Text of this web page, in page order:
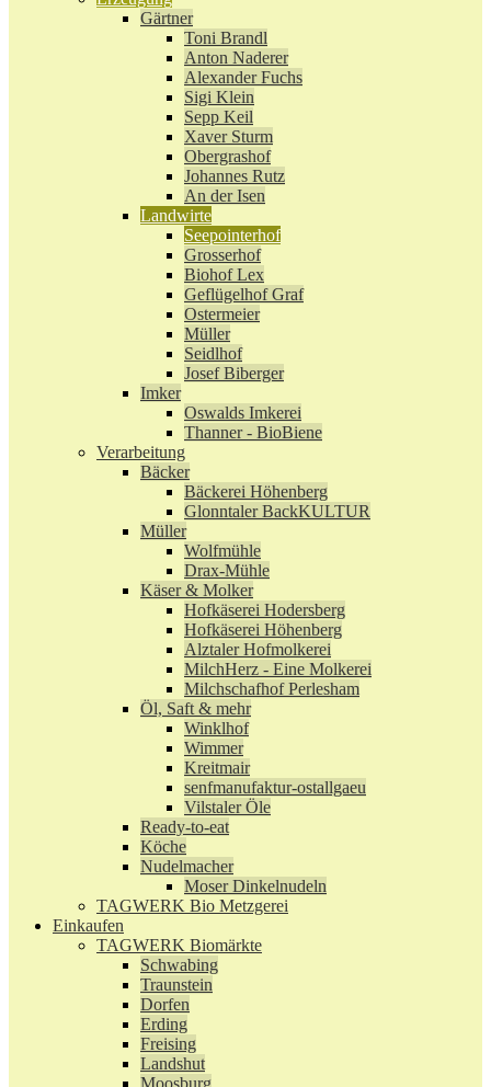
Gärtner
Toni Brandl
Anton Naderer
Alexander Fuchs
Sigi Klein
Sepp Keil
Xaver Sturm
Obergrashof
Johannes Rutz
An der Isen
Landwirte
Seepointerhof
Grosserhof
Biohof Lex
Geflügelhof Graf
Ostermeier
Müller
Seidlhof
Josef Biberger
Imker
Oswalds Imkerei
Thanner - BioBiene
Verarbeitung
Bäcker
Bäckerei Höhenberg
Glonntaler BackKULTUR
Müller
Wolfmühle
Drax-Mühle
Käser & Molker
Hofkäserei Hodersberg
Hofkäserei Höhenberg
Alztaler Hofmolkerei
MilchHerz - Eine Molkerei
Milchschafhof Perlesham
Öl, Saft & mehr
Winklhof
Wimmer
Kreitmair
senfmanufaktur-ostallgaeu
Vilstaler Öle
Ready-to-eat
Köche
Nudelmacher
Moser Dinkelnudeln
TAGWERK Bio Metzgerei
Einkaufen
TAGWERK Biomärkte
Schwabing
Traunstein
Dorfen
Erding
Freising
Landshut
Moosburg